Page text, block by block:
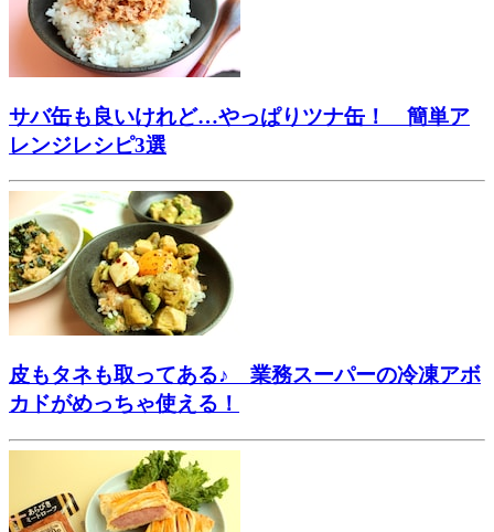
サバ缶も良いけれど…やっぱりツナ缶！ 簡単ア
レンジレシピ3選
皮もタネも取ってある♪ 業務スーパーの冷凍アボ
カドがめっちゃ使える！